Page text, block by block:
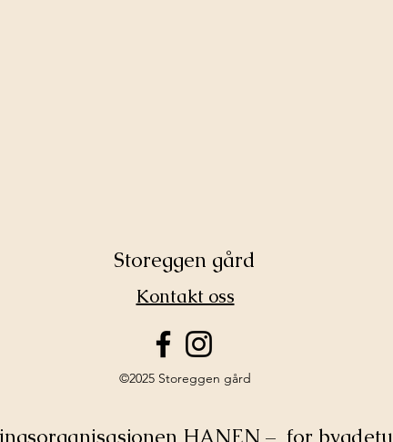
Storeggen gård
Kontakt oss
©2025 Storeggen gård